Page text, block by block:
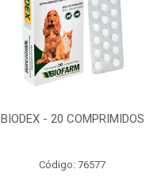
BIODEX - 20 COMPRIMIDOS
Código: 76577